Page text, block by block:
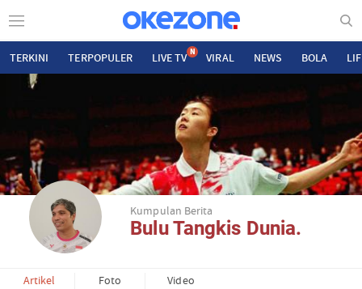
TERKINI TERPOPULER LIVE TV N VIRAL NEWS BOLA
Kumpulan Berita
Bulu Tangkis Dunia.
Artikel Foto Video